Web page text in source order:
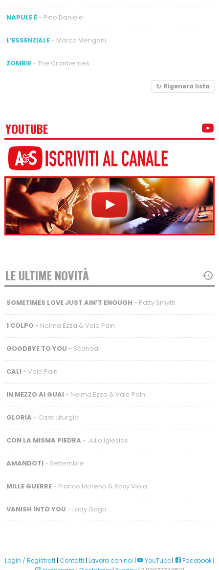
NAPULE È- Pino Daniele
L’ESSENZIALE- Marco Mengoni
ZOMBIE- The Cranberries
Rigenera lista
YOUTUBE
LE ULTIME NOVITÀ
SOMETIMES LOVE JUST AIN’T ENOUGH - Patty Smyth
1 COLPO- Neima Ezza & Vale Pain
GOODBYE TO YOU - Scandal
CALI- Vale Pain
IN MEZZO AI GUAI- Neima Ezza & Vale Pain
GLORIA - Canti Liturgici
CON LA MISMA PIEDRA - Julio Iglesias
AMANDOTI- Settembre
MILLE GUERRE- Franco Moreno & Rosy Viola
VANISH INTO YOU - Lady Gaga
Login / Registrati | Contatti | Lavora con noi | YouTube| Facebook|